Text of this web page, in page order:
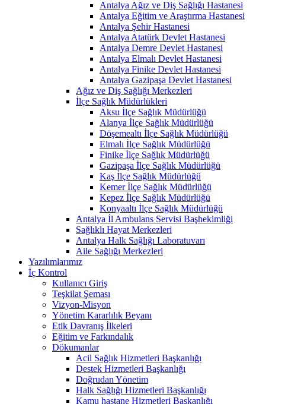
Antalya Ağız ve Diş Sağlığı Hastanesi
Antalya Eğitim ve Araştırma Hastanesi
Antalya Şehir Hastanesi
Antalya Atatürk Devlet Hastanesi
Antalya Demre Devlet Hastanesi
Antalya Elmalı Devlet Hastanesi
Antalya Finike Devlet Hastanesi
Antalya Gazipaşa Devlet Hastanesi
Ağız ve Diş Sağlığı Merkezleri
İlçe Sağlık Müdürlükleri
Aksu İlçe Sağlık Müdürlüğü
Alanya İlçe Sağlık Müdürlüğü
Döşemealtı İlçe Sağlık Müdürlüğü
Elmalı İlçe Sağlık Müdürlüğü
Finike İlçe Sağlık Müdürlüğü
Gazipaşa İlçe Sağlık Müdürlüğü
Kaş İlçe Sağlık Müdürlüğü
Kemer İlçe Sağlık Müdürlüğü
Kepez İlçe Sağlık Müdürlüğü
Konyaaltı İlçe Sağlık Müdürlüğü
Antalya İl Ambulans Servisi Başhekimliği
Sağlıklı Hayat Merkezleri
Antalya Halk Sağlığı Laboratuvarı
Aile Sağlığı Merkezleri
Yazılımlarımız
İç Kontrol
Kullanıcı Giriş
Teşkilat Şeması
Vizyon-Misyon
Yönetim Kararlılık Beyanı
Etik Davranış İlkeleri
Eğitim ve Farkındalık
Dökumanlar
Acil Sağlık Hizmetleri Başkanlığı
Destek Hizmetleri Başkanlığı
Doğrudan Yönetim
Halk Sağlığı Hizmetleri Başkanlığı
Kamu hastane Hizmetleri Başkanlığı